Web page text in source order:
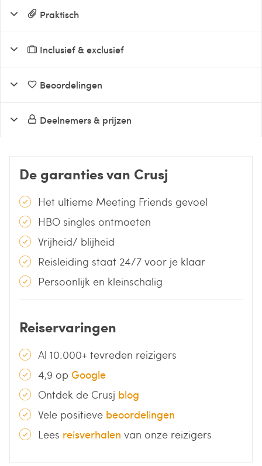
Praktisch
Inclusief & exclusief
Beoordelingen
Deelnemers & prijzen
De garanties van Crusj
Het ultieme Meeting Friends gevoel
HBO singles ontmoeten
Vrijheid/ blijheid
Reisleiding staat 24/7 voor je klaar
Persoonlijk en kleinschalig
Reiservaringen
Al 10.000+ tevreden reizigers
4,9 op Google
Ontdek de Crusj blog
Vele positieve beoordelingen
Lees reisverhalen van onze reizigers